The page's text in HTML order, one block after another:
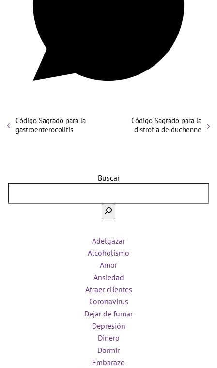
Código Sagrado para la
gastroenterocolitis
Código Sagrado para la
distrofia de duchenne
Buscar
Adelgazar
Alcoholismo
Amor
Ansiedad
Atraer clientes
Coronavirus
Dejar de fumar
Depresión
Dinero
Dormir
Embarazo